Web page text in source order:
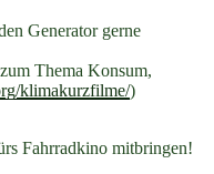
Generator gerne
Thema Konsum,
klimakurzfilme/)
Fahrradkino mitbringen!